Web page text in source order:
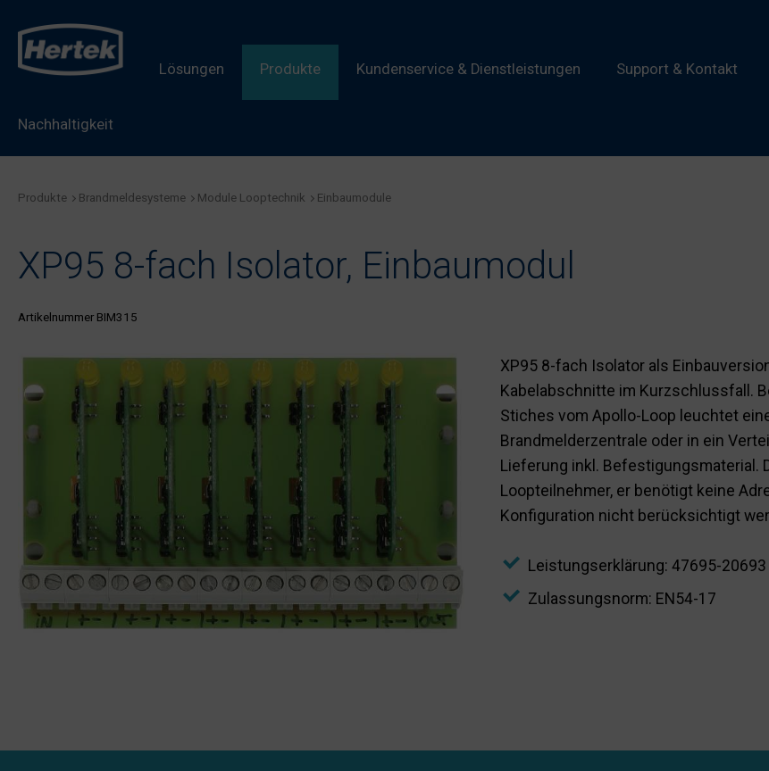
Lösungen Produkte Kundenservice & Dienstleistungen Support & Kontakt
Nachhaltigkeit
Produkte Brandmeldesysteme Module Looptechnik Einbaumodule
XP95 8-fach Isolator, Einbaumodul
Artikelnummer BIM315
XP95 8-fach Isolator als
Kabelabschnitte im Kurzschlussfall.
Stiches vom Apollo-Loop leuchtet
Brandmelderzentrale oder in ein
Lieferung inkl. Befestigungsmaterial.
Loopteilnehmer, er benötigt keine
Konfiguration nicht berücksichtigt
Leistungserklärung: 47695-
Zulassungsnorm: EN54-17